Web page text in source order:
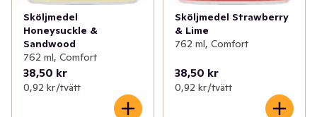
Sköljmedel
Honeysuckle &
Sandwood
762 ml, Comfort
38,50 kr
0,92 kr /tvätt
Sköljmedel Strawberry
& Lime
762 ml, Comfort
38,50 kr
0,92 kr /tvätt